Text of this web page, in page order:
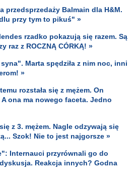
przedsprzedaży Balmain dla H&M.
przy tym to pikuś" »
rzadko pokazują się razem. Są
raz z ROCZNĄ CÓRKĄ! »
Marta spędziła z nim noc, inni
»
rozstała się z mężem. On
ona ma nowego faceta. Jedno
z 3. mężem. Nagle odzywają się
Szok! Nie to jest najgorsze »
Internauci przyrównali go do
Reakcja innych? Godna